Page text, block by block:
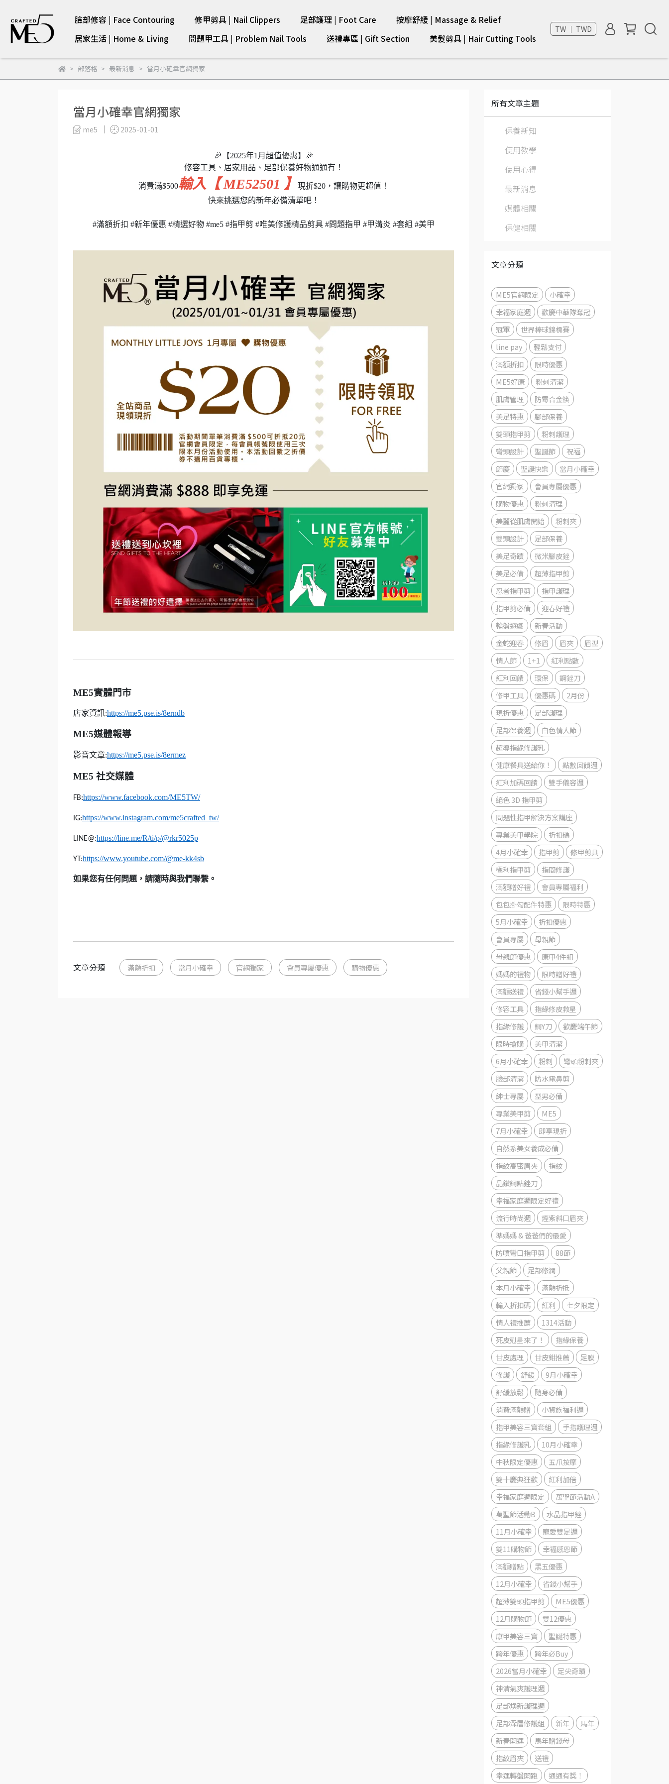
臉部修容 | Face Contouring 修甲剪具 | Nail Clippers 足部護理 | Foot Care
按摩舒緩 | Massage & Relief
居家生活 | Home & Living
問題甲工具 | Problem Nail Tools 送禮專區 | Gift Section 美髮剪具 | Hair Cutting Tools
TW ｜ TWD
部落格 最新消息 當月小確幸官網獨家
當月小確幸官網獨家
me5 2025-01-01
🎉【2025年1月超值優惠】🎉
修容工具、居家用品、足部保養好物通通有！
消費滿$500輸入【 ME52501 】
現折$20，讓購物更超值！
快來挑選您的新年必備清單吧！
#滿額折扣 #新年優惠 #精選好物 #me5 #指甲剪 #唯美修護精品剪具 #問題指甲 #甲溝炎 #套組 #美甲
ME5實體門市
店家資訊:https://me5.pse.is/8erndb
ME5媒體報導
影音文章:https://me5.pse.is/8ermez
ME5 社交媒體
FB:https://www.facebook.com/ME5TW/
IG:https://www.instagram.com/me5crafted_tw/
LINE@:https://line.me/R/ti/p/@rkr5025p
YT:https://www.youtube.com/@me-kk4sb
如果您有任何問題，請隨時與我們聯繫。
文章分類 滿額折扣 當月小確幸 官網獨家 會員專屬優惠 購物優惠
所有文章主題
保養新知
使用教學
使用心得
最新消息
媒體相關
保健相關
文章分類
ME5官網限定
小確幸
幸福家庭週
歡慶中華隊奪冠
冠軍
世界棒球錦標賽
line pay
輕鬆支付
滿額折扣
限時優惠
ME5好康
粉刺清潔
肌膚管理
防霉合金筷
美足特惠
腳部保養
雙頭指甲剪
粉刺護理
彎頭設計
聖誕節
祝福
節慶
聖誕快樂
當月小確幸
官網獨家
會員專屬優惠
購物優惠
粉刺清理
美麗從肌膚開始
粉刺夾
雙頭設計
足部保養
美足奇蹟
微米腳皮銼
美足必備
超薄指甲剪
忍者指甲剪
指甲護理
指甲剪必備
迎春好禮
輪盤遊戲
新春活動
金蛇迎春
修眉 眉夾
眉型
情人節
1+1
紅利點數
紅利回饋
環保
鋼銼刀
修甲工具
優惠碼
2月份
現折優惠
足部護理
足部保養週
白色情人節
超導指緣修護乳
健康餐具送給你！
點數回饋週
紅利加碼回饋
雙手儀容週
絕色 3D 指甲剪
問題性指甲解決方案講座
專業美甲學院
折扣碼
4月小確幸
指甲剪
修甲剪具
極利指甲剪
指間修護
滿額贈好禮
會員專屬福利
包包掛勾配件特惠
限時特惠
5月小確幸
折扣優惠
會員專屬
母親節
母親節優惠
康甲4件組
媽媽的禮物
限時贈好禮
滿額送禮
省錢小幫手週
修容工具
指緣修皮救星
指緣修護
鋼Y刀
歡慶端午節
限時搶購
美甲清潔
6月小確幸
粉刺
彎頭粉刺夾
臉部清潔
防水電鼻剪
紳士專屬
型男必備
專業美甲剪
ME5
7月小確幸
即享現折
自然系美女養成必備
指紋高密眉夾
指紋
晶鑽鋼點銼刀
幸福家庭週限定好禮
流行時尚週
煙紫斜口眉夾
準媽媽 & 爸爸們的最愛
防噴彎口指甲剪
88節
父親節
足部修潤
本月小確幸
滿額折抵
輸入折扣碼
紅利
七夕限定
情人禮推薦
1314活動
死皮剋星來了！
指緣保養
甘皮處理
甘皮鉗推薦
足膜
修護
舒緩
9月小確幸
舒緩放鬆
隨身必備
消費滿額贈
小資族福利週
指甲美容三寶套組
手指護理週
指緣修護乳
10月小確幸
中秋限定優惠
五爪按摩
雙十慶典狂歡
紅利加倍
幸福家庭週限定
萬聖節活動A
萬聖節活動B
水晶指甲銼
11月小確幸
寵愛雙足週
雙11購物節
幸福感恩節
滿額贈點
黑五優惠
12月小確幸
省錢小幫手
超薄雙頭指甲剪
ME5優惠
12月購物節
雙12優惠
康甲美容三寶
聖誕特惠
跨年優惠
跨年必Buy
2026當月小確幸
足尖奇蹟
神清氣爽護理週
足部煥新護理週
足部深層修護組
新年
馬年
新春開運
馬年贈錢母
指紋眉夾
送禮
幸運轉盤開跑
通通有獎！